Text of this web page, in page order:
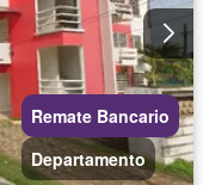
Remate Bancario
Departamento